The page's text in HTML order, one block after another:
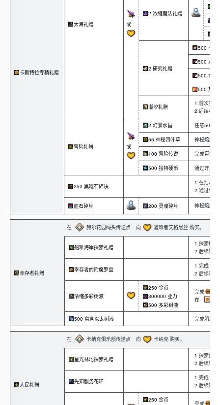
卡斯特拉专精礼赠
大海礼赠 或
2 浓缩魔法礼赠
2 研究礼赠
500 幸运
500 水酶
500 水酶
500 热电
潮汐礼赠
1.首次完
2.后续可向
冒险礼赠 或
2 幻景水晶 任意500级
55 神秘四叶草 神秘熔炉
100 冒险传说 完成巨龙
500 独特硬币 通过开启
250 黑曜石碎块
1.在浩劫
2.通过世界
血石碎片 200 灵魂碎片 神秘熔炉
幸存者礼赠
在 赫尔花园码头传送点 向 遇难者艾格尼丝 购买。
船难海岸探索礼赠
1.探索船
2.后续可向
幸存者的附魔罗盘
1.完成
2.后续可向
浓缩多彩树液
250 金币
300000 业力
500 多彩树液
完成
在
500 富含以太树液 完成船难
人民礼赠
在 卡纳克俱乐部传送点 向 卡纳克 购买。
星光林地探索礼赠
1.探索星
2.后续可向
先知服务花环
1.完成
2.后续可向
250 金币
完成